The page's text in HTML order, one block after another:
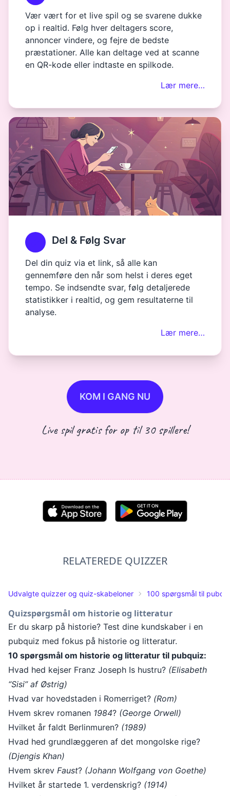
Vær vært for et live spil og se svarene dukke
op i realtid. Følg hver deltagers score,
annoncer vindere, og fejre de bedste
præstationer. Alle kan deltage ved at scanne
en QR-kode eller indtaste en spilkode.
Lær mere…
Del & Følg Svar
Del din quiz via et link, så alle kan
gennemføre den når som helst i deres eget
tempo. Se indsendte svar, følg detaljerede
statistikker i realtid, og gem resultaterne til
analyse.
Lær mere…
KOM I GANG NU
Live spil gratis for op til 30 spillere!
RELATEREDE QUIZZER
Udvalgte quizzer og quiz-skabeloner 100 spørgsmål til
Quizspørgsmål om historie og litteratur
Er du skarp på historie? Test dine kundskaber i en
pubquiz med fokus på historie og litteratur.
10 spørgsmål om historie og litteratur til pubquiz:
Hvad hed kejser Franz Joseph Is hustru? (Elisabeth
“Sisi” af Østrig)
Hvad var hovedstaden i Romerriget? (Rom)
Hvem skrev romanen 1984? (George Orwell)
Hvilket år faldt Berlinmuren? (1989)
Hvad hed grundlæggeren af det mongolske rige?
(Djengis Khan)
Hvem skrev Faust? (Johann Wolfgang von Goethe)
Hvilket år startede 1. verdenskrig? (1914)